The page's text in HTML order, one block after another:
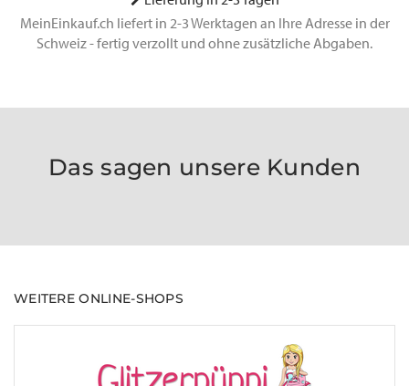
MeinEinkauf.ch liefert in 2-3 Werktagen an Ihre Adresse in der
Schweiz - fertig verzollt und ohne zusätzliche Abgaben.
Das sagen unsere Kunden
WEITERE ONLINE-SHOPS